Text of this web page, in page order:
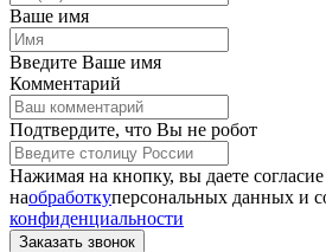
Ваше имя
Введите Ваше имя
Комментарий
Подтвердите, что Вы не робот
Нажимая на кнопку, вы даете согласие
наобработкуперсональных данных и
конфиденциальности
Заказать звонок